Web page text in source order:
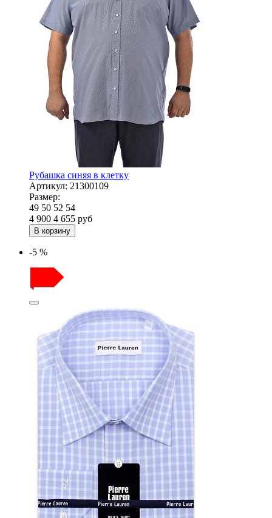
Рубашка синяя в клетку
Артикул: 21300109
Размер:
49 50 52 54
4 900 4 655 руб
В корзину
-5 %